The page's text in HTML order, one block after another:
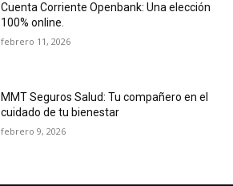
Cuenta Corriente Openbank: Una elección
100% online.
febrero 11, 2026
MMT Seguros Salud: Tu compañero en el
cuidado de tu bienestar
febrero 9, 2026